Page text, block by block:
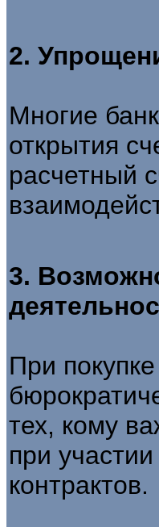
2.
Многие
открытия
расчетный
3.
При
тех, кому
при
контрактов.